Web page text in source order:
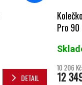
DETAIL
Pro
10 206
12